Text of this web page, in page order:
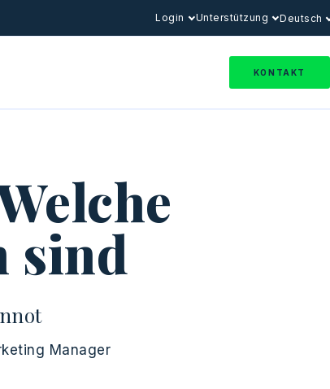
Login Unterstützung Deutsch
KONTAKT
sind
Manager